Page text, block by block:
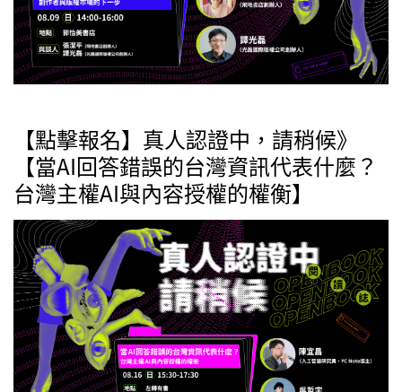
【點擊報名】真人認證中，請稍候》
【當AI回答錯誤的台灣資訊代表什麼？
台灣主權AI與內容授權的權衡】